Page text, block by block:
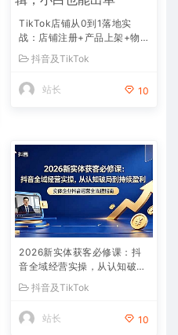
TikTok店铺从0到1落地实
战：店铺注册+产品上架+物
流回款+内容剪辑，小白也能
出单
抖音及TikTok
站长 10
2026新实体获客必修课：抖
音全域经营实操，从认知破局
抖音及TikTok
站长 10